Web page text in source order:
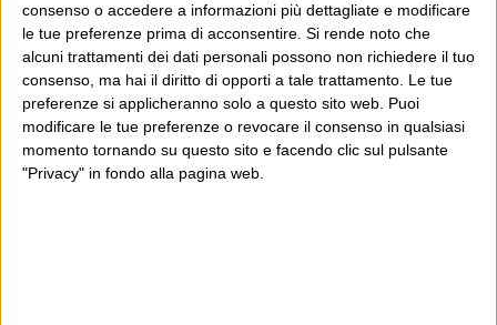
consenso o accedere a informazioni più dettagliate e modificare
le tue preferenze prima di acconsentire. Si rende noto che
alcuni trattamenti dei dati personali possono non richiedere il tuo
consenso, ma hai il diritto di opporti a tale trattamento. Le tue
preferenze si applicheranno solo a questo sito web. Puoi
modificare le tue preferenze o revocare il consenso in qualsiasi
momento tornando su questo sito e facendo clic sul pulsante
"Privacy" in fondo alla pagina web.